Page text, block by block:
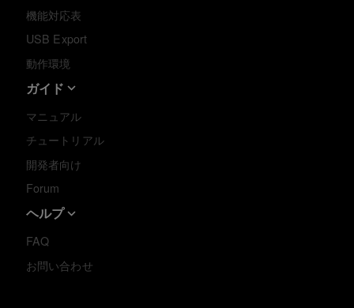
機能対応表
USB Export
動作環境
ガイド
マニュアル
チュートリアル
開発者向け
Forum
ヘルプ
FAQ
お問い合わせ